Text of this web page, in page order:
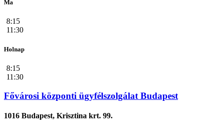
Ma
8:15
11:30
Holnap
8:15
11:30
Fővárosi központi ügyfélszolgálat Budapest
1016 Budapest, Krisztina krt. 99.